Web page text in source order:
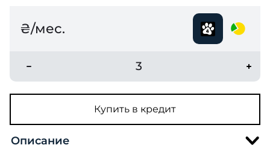
₴/мес.
3
Купить в кредит
Описание